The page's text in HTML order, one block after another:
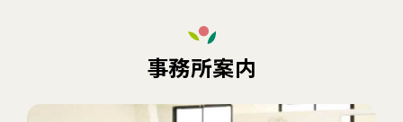
事務所案内